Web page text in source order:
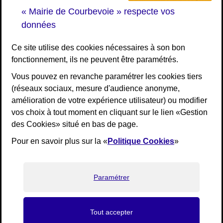
« Mairie de Courbevoie » respecte vos
données
Ce site utilise des cookies nécessaires à son bon
fonctionnement, ils ne peuvent être paramétrés.
Vous pouvez en revanche paramétrer les cookies tiers
(réseaux sociaux, mesure d'audience anonyme,
amélioration de votre expérience utilisateur) ou modifier
vos choix à tout moment en cliquant sur le lien «Gestion
des Cookies» situé en bas de page.
Pour en savoir plus sur la «Politique Cookies»
Paramétrer
Tout accepter
Je participe Courbevoie
Associations
Newsletter
Flux RSS
Gestion des cookies